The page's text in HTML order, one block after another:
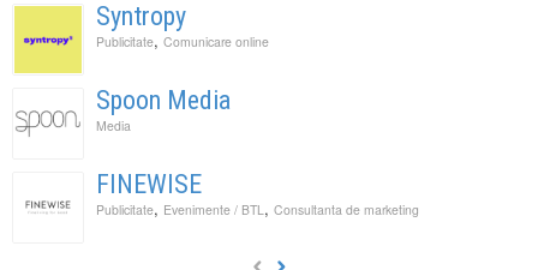
Syntropy
Publicitate, Comunicare online
Spoon Media
Media
FINEWISE
Publicitate, Evenimente / BTL, Consultanta de marketing